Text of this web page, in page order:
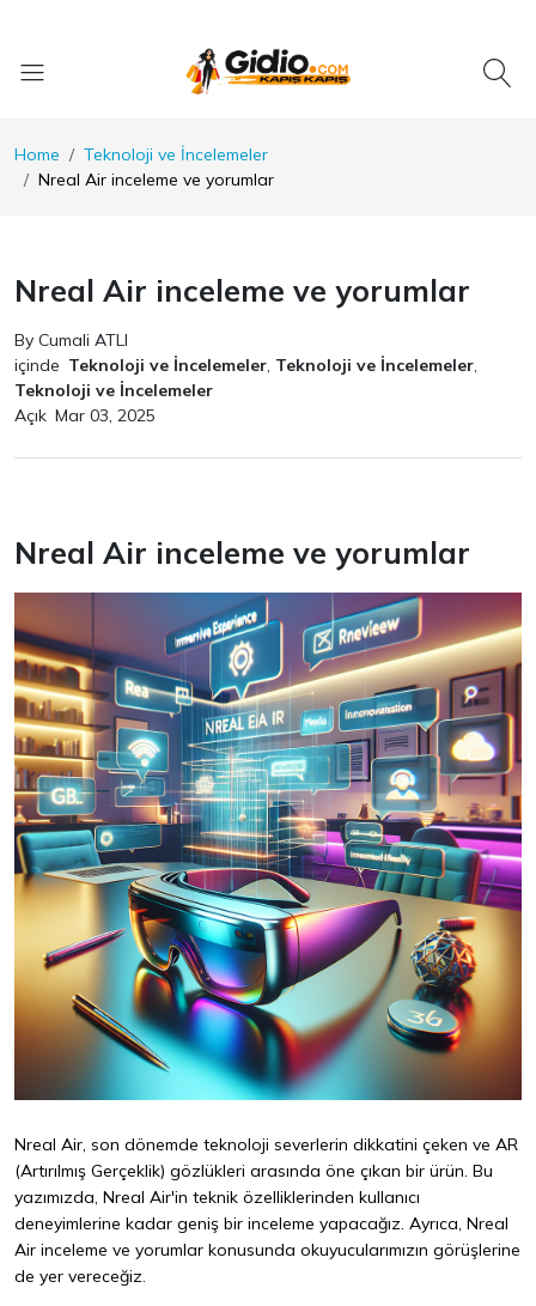
Home
Teknoloji ve İncelemeler
Nreal Air inceleme ve yorumlar
Nreal Air inceleme ve yorumlar
By Cumali ATLI
içinde Teknoloji ve İncelemeler, Teknoloji ve İncelemeler,
Teknoloji ve İncelemeler
Açık Mar 03, 2025
Nreal Air inceleme ve yorumlar
Nreal Air, son dönemde teknoloji severlerin dikkatini çeken ve AR
(Artırılmış Gerçeklik) gözlükleri arasında öne çıkan bir ürün. Bu
yazımızda, Nreal Air'in teknik özelliklerinden kullanıcı
deneyimlerine kadar geniş bir inceleme yapacağız. Ayrıca, Nreal
Air inceleme ve yorumlar konusunda okuyucularımızın görüşlerine
de yer vereceğiz.